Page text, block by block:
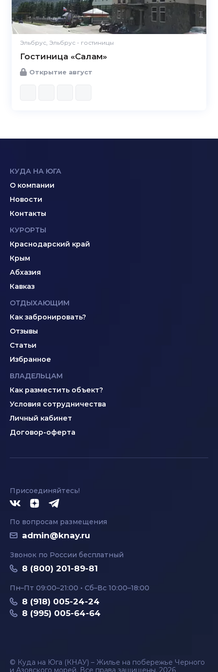
Эльбрус, Эльбрус - гостиницы
Гостиница «Салам»
Открытие август
КУДА НА ЮГА
О компании
Новости
Контакты
КУРОРТЫ
Краснодарский край
Крым
Абхазия
Кавказ
ОТДЫХАЮЩИМ
Как забронировать?
Отзывы
Статьи
Избранное
ВЛАДЕЛЬЦАМ
Как разместить объект?
Условия сотрудничества
Личный кабинет
Договор-оферта
Присоединяйтесь!
По вопросам размещения
admin@knay.ru
Звонок по России бесплатный
8 (800) 201-89-81
Пн–Пт 09:00–21:00 • Сб–Вс 10:00–18:00
8 (918) 005-24-24
8 (995) 005-64-64
© Куда на Юга (КНАУ) – Жилье на побережье Черного
и Азовского морей. Все права защищены, 2026